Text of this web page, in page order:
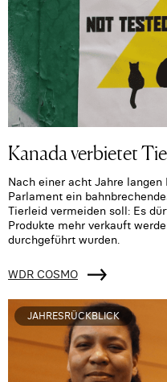
Kanada verbietet
Nach einer acht Jahre
Parlament ein
Tierleid vermeiden soll: Es
Produkte mehr verkauft
durchgeführt wurden.
WDR COSMO
JAHRESRÜCKBLICK